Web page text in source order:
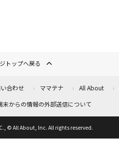
トップへ戻る
合わせ ママテナ All About
末からの情報の外部送信について
© All About, Inc. All rights reserved.